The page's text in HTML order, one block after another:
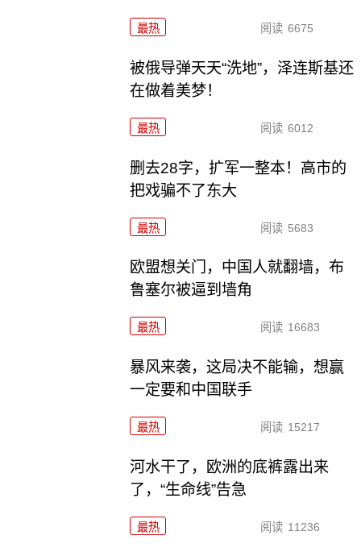
最热 阅读 6675
被俄导弹天天“洗地”，泽连斯基还
在做着美梦！
最热 阅读 6012
删去28字，扩军一整本！高市的
把戏骗不了东大
最热 阅读 5683
欧盟想关门，中国人就翻墙，布
鲁塞尔被逼到墙角
最热 阅读 16683
暴风来袭，这局决不能输，想赢
一定要和中国联手
最热 阅读 15217
河水干了，欧洲的底裤露出来
了，“生命线”告急
最热 阅读 11236